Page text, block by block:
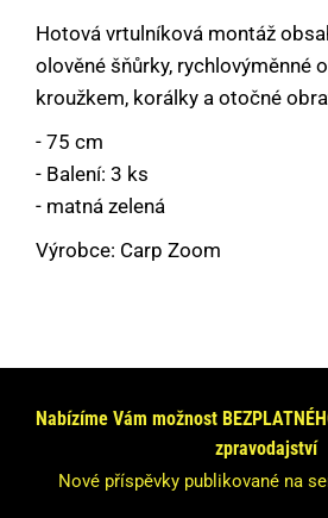
Hotová vrtulníková montáž
olověné šňůrky, rychlovýměnné
kroužkem, korálky a otočné
- 75 cm
- Balení: 3 ks
- matná zelená
Výrobce: Carp Zoom
Odpovíme Vám
Vaše údaje nebudeme
Nabízíme Vám možnost
zpravodajství
Nové příspěvky publikované na